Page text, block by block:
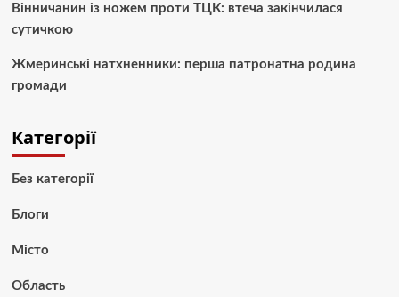
Вінничанин із ножем проти ТЦК: втеча закінчилася
сутичкою
Жмеринські натхненники: перша патронатна родина
громади
Категорії
Без категорії
Блоги
Місто
Область